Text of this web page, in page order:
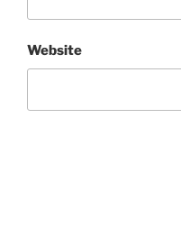
Website